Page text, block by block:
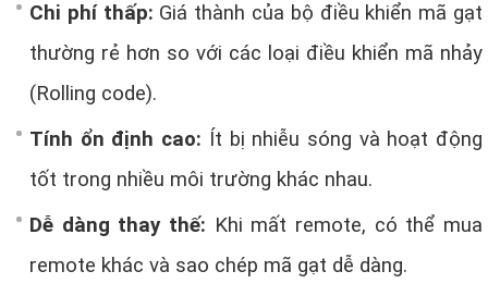
Chi phí thấp: Giá thành của bộ điều khiển mã gạt
thường rẻ hơn so với các loại điều khiển mã nhảy
(Rolling code).
Tính ổn định cao: Ít bị nhiễu sóng và hoạt động
tốt trong nhiều môi trường khác nhau.
Dễ dàng thay thế: Khi mất remote, có thể mua
remote khác và sao chép mã gạt dễ dàng.